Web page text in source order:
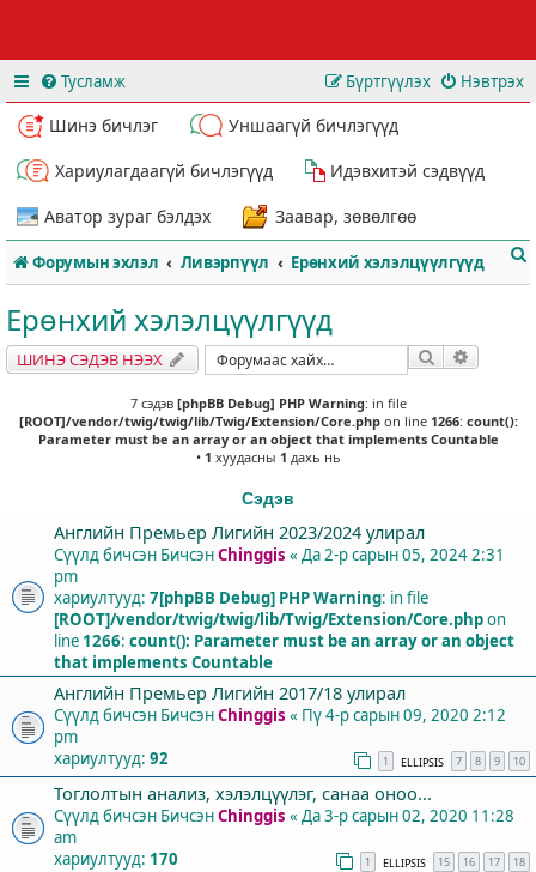
Тусламж Нэвтрэх
Бүртгүүлэх
Шинэ бичлэг
Уншаагүй бичлэгүүд
Хариулагдаагүй бичлэгүүд
Идэвхитэй сэдвүүд
Аватор зураг бэлдэх
Заавар, зөвөлгөө
Форумын эхлэл Ливэрпүүл Ерөнхий хэлэлцүүлгүүд
Ерөнхий хэлэлцүүлгүүд
ШИНЭ СЭДЭВ НЭЭХ Хайлт
7 сэдэв [phpBB Debug] PHP Warning: in file
[ROOT]/vendor/twig/twig/lib/Twig/Extension/Core.phpon line 1266: count():
Parameter must be an array or an object that implements Countable
• 1 хуудасны 1 дахь нь
Сэдэв
Английн Премьер Лигийн 2023/2024 улирал
Сүүлд бичсэн БичсэнChinggis « Да 2-р сарын 05, 2024 2:31
pm
хариултууд: 7[phpBB Debug] PHP Warning: in file
[ROOT]/vendor/twig/twig/lib/Twig/Extension/Core.phpon
line 1266: count(): Parameter must be an array or an object
that implements Countable
Английн Премьер Лигийн 2017/18 улирал
Сүүлд бичсэн БичсэнChinggis « Пү 4-р сарын 09, 2020 2:12
pm
хариултууд: 92 1 ELLIPSIS 7 8 9 10
Тоглолтын анализ, хэлэлцүүлэг, санаа оноо...
Сүүлд бичсэн БичсэнChinggis « Да 3-р сарын 02, 2020 11:28
am
хариултууд: 170 1 ELLIPSIS 15 16 17 18